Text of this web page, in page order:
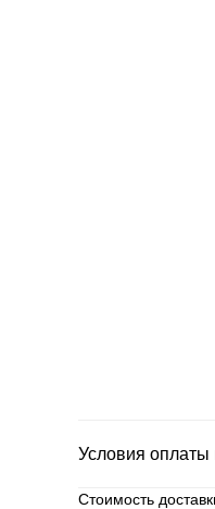
Условия оплаты
Стоимость